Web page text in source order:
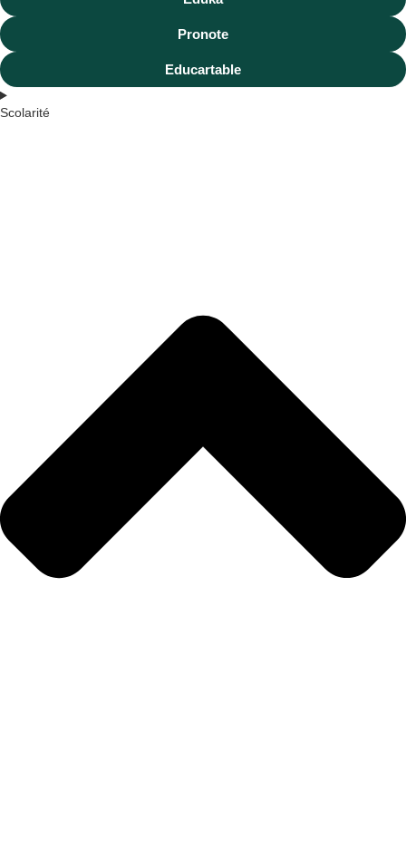
Pronote
Educartable
Scolarité